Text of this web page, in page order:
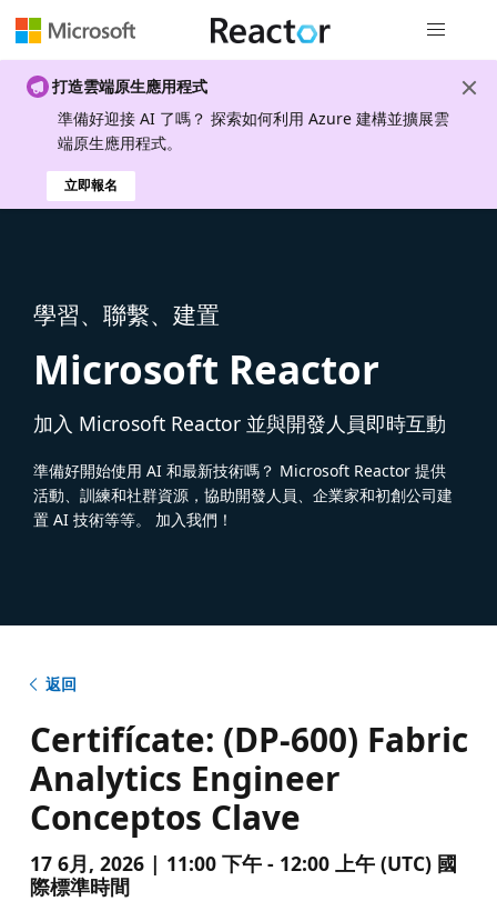
打造雲端原生應用程式
準備好迎接 AI 了嗎？ 探索如何利用 Azure 建構並擴展雲
端原生應用程式。
立即報名
學習、聯繫、建置
Microsoft Reactor
加入 Microsoft Reactor 並與開發人員即時互動
準備好開始使用 AI 和最新技術嗎？ Microsoft Reactor 提供
活動、訓練和社群資源，協助開發人員、企業家和初創公司建
置 AI 技術等等。 加入我們！
返回
Certifícate: (DP-600) Fabric
Analytics Engineer
Conceptos Clave
17 6月, 2026 | 11:00 下午 - 12:00 上午 (UTC) 國
際標準時間